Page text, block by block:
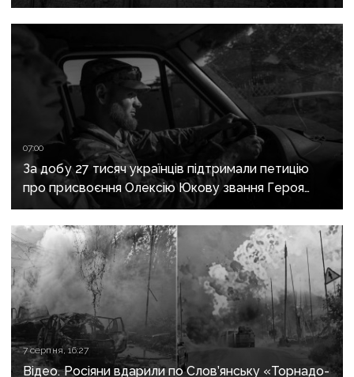
07:00
За добу 27 тисяч українців підтримали петицію
про присвоєння Олексію Юкову звання Героя
України посмертно
7 серпня, 16:27
Відео. Росіяни вдарили по Слов’янську «Торнадо-